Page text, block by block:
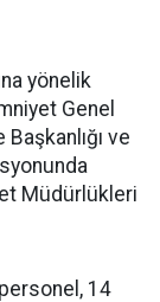
yönelik
Genel
ve
Müdürlükleri
14